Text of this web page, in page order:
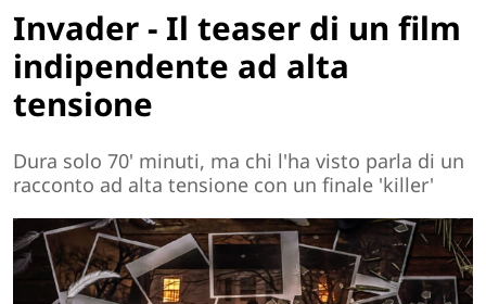
Invader - Il teaser di un film
indipendente ad alta
tensione
Dura solo 70' minuti, ma chi l'ha visto parla di un
racconto ad alta tensione con un finale 'killer'